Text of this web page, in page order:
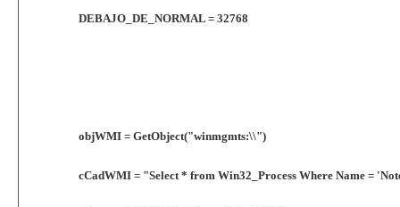
DEBAJO_DE_NORMAL = 32768
objWMI = GetObject("winmgmts:\\")
cCadWMI = "Select * from Win32_Process Where Name =